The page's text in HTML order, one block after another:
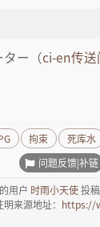
ー（ci-en传送
拘束 死库水
问题反馈|补链
的用户 时雨小天使投
来源地址： https://